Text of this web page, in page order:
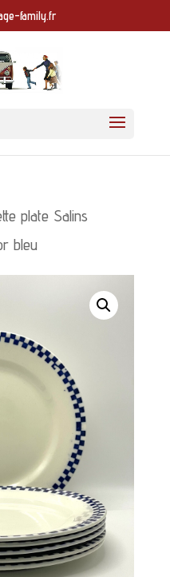
family.fr
plate Salins
bleu